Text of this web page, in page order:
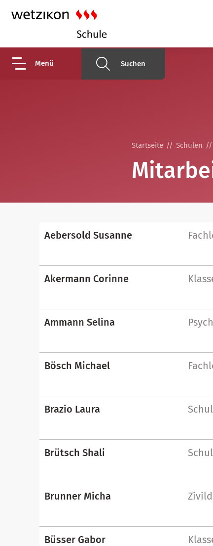
Menü Suchen
Startseite Schulen
Aebersold Susanne
Akermann Corinne
Ammann Selina
Bösch Michael
Brazio Laura
Brütsch Shali
Brunner Micha
Büsser Gabor